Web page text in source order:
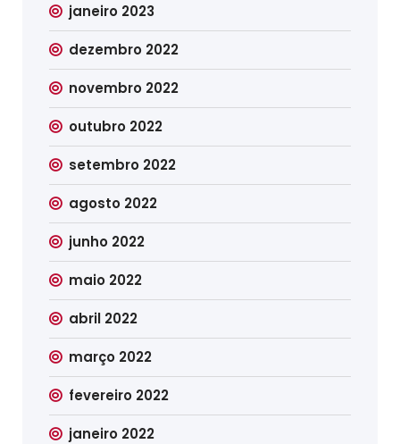
janeiro 2023
dezembro 2022
novembro 2022
outubro 2022
setembro 2022
agosto 2022
junho 2022
maio 2022
abril 2022
março 2022
fevereiro 2022
janeiro 2022